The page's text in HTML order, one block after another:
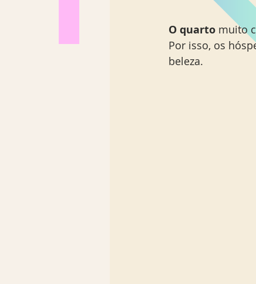
O quarto muito
Por isso, os
beleza.